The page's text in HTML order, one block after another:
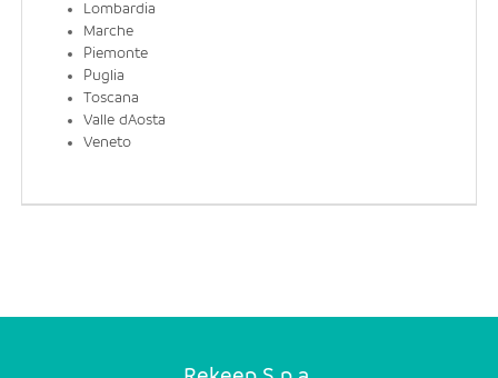
IT
DE
Lombardia
Marche
Piemonte
Puglia
Toscana
Valle dAosta
Veneto